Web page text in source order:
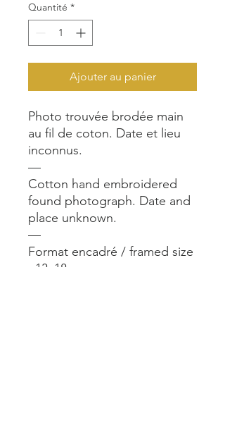
Quantité *
Ajouter au panier
Photo trouvée brodée main
au fil de coton. Date et lieu
inconnus.
—
Cotton hand embroidered
found photograph. Date and
place unknown.
—
Format encadré / framed size
: 13x18 cm.